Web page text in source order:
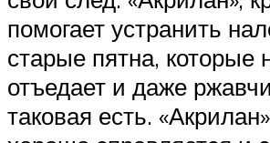
помогает устранить
старые пятна, которые
отъедает и даже
таковая есть.